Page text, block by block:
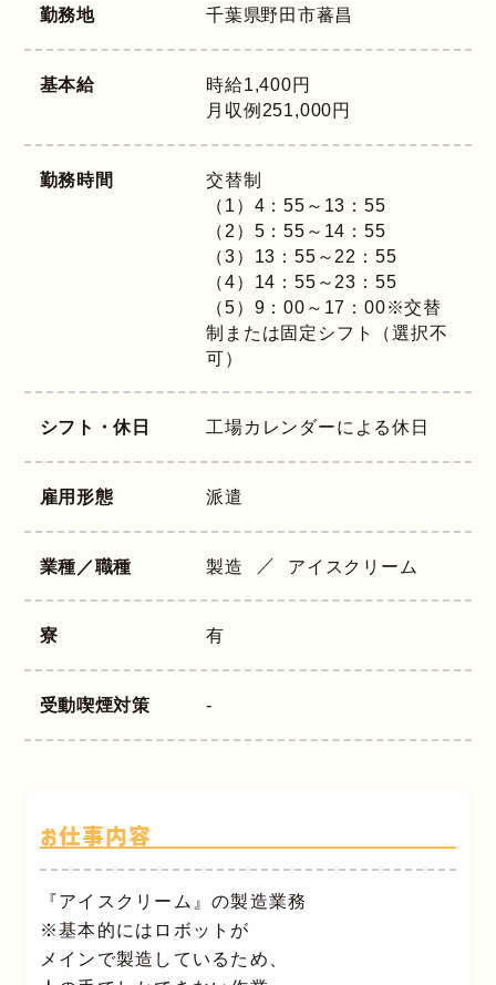
勤務地 千葉県野田市蕃昌
基本給
時給1,400円
月収例251,000円
勤務時間
交替制
（1）4：55～13：55
（2）5：55～14：55
（3）13：55～22：55
（4）14：55～23：55
（5）9：00～17：00※交替
制または固定シフト（選択不
可）
シフト・休日 工場カレンダーによる休日
雇用形態 派遣
業種／職種 製造 アイスクリーム
寮 有
受動喫煙対策 -
お仕事内容
『アイスクリーム』の製造業務
※基本的にはロボットが
メインで製造しているため、